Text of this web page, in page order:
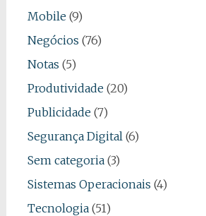
Mobile (9)
Negócios (76)
Notas (5)
Produtividade (20)
Publicidade (7)
Segurança Digital(6)
Sem categoria(3)
Sistemas Operacionais (4)
Tecnologia(51)